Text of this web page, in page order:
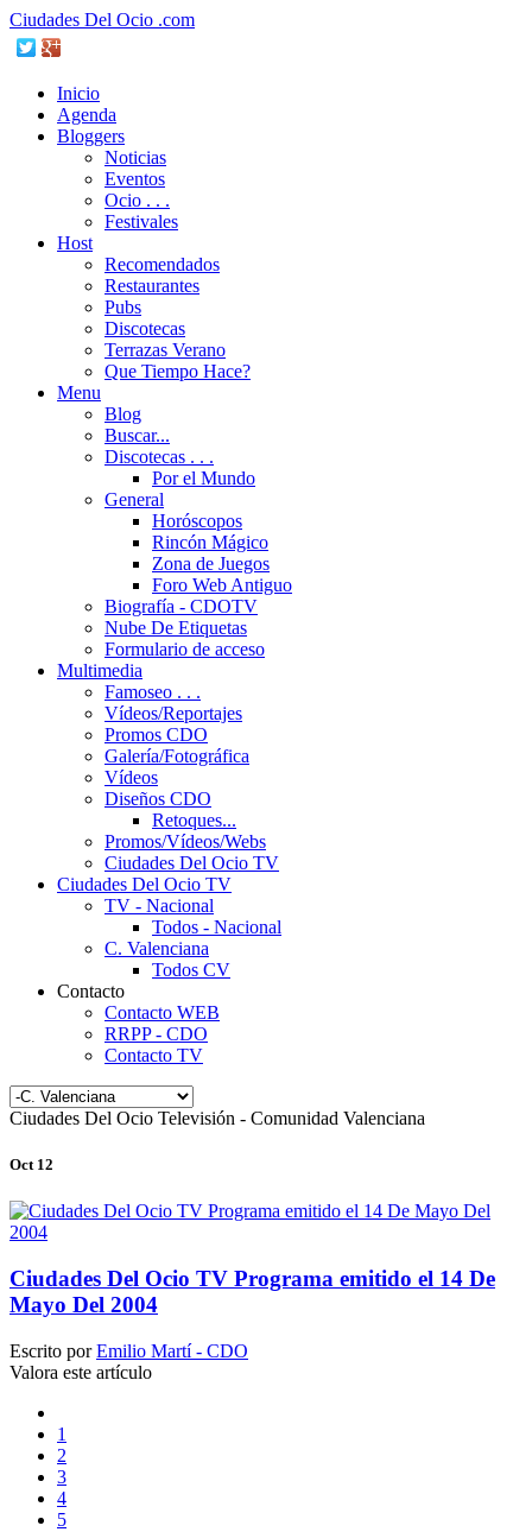
Ciudades Del Ocio .com
Inicio
Agenda
Bloggers
Noticias
Eventos
Ocio . . .
Festivales
Host
Recomendados
Restaurantes
Pubs
Discotecas
Terrazas Verano
Que Tiempo Hace?
Menu
Blog
Buscar...
Discotecas . . .
Por el Mundo
General
Horóscopos
Rincón Mágico
Zona de Juegos
Foro Web Antiguo
Biografía - CDOTV
Nube De Etiquetas
Formulario de acceso
Multimedia
Famoseo . . .
Vídeos/Reportajes
Promos CDO
Galería/Fotográfica
Vídeos
Diseños CDO
Retoques...
Promos/Vídeos/Webs
Ciudades Del Ocio TV
Ciudades Del Ocio TV
TV - Nacional
Todos - Nacional
C. Valenciana
Todos CV
Contacto
Contacto WEB
RRPP - CDO
Contacto TV
Ciudades Del Ocio Televisión - Comunidad Valenciana
Oct 12
Ciudades Del Ocio TV Programa emitido el 14 De
Mayo Del 2004
Escrito porEmilio Martí - CDO
Valora este artículo
1
2
3
4
5